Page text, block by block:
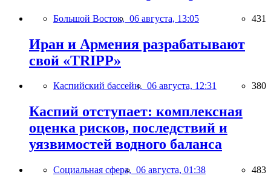
Большой Восток, 06 августа, 13:05 431
Иран и Армения разрабатывают
свой «TRIPP»
Каспийский бассейн, 06 августа, 12:31 380
Каспий отступает: комплексная
оценка рисков, последствий и
уязвимостей водного баланса
Социальная сфера, 06 августа, 01:38 483